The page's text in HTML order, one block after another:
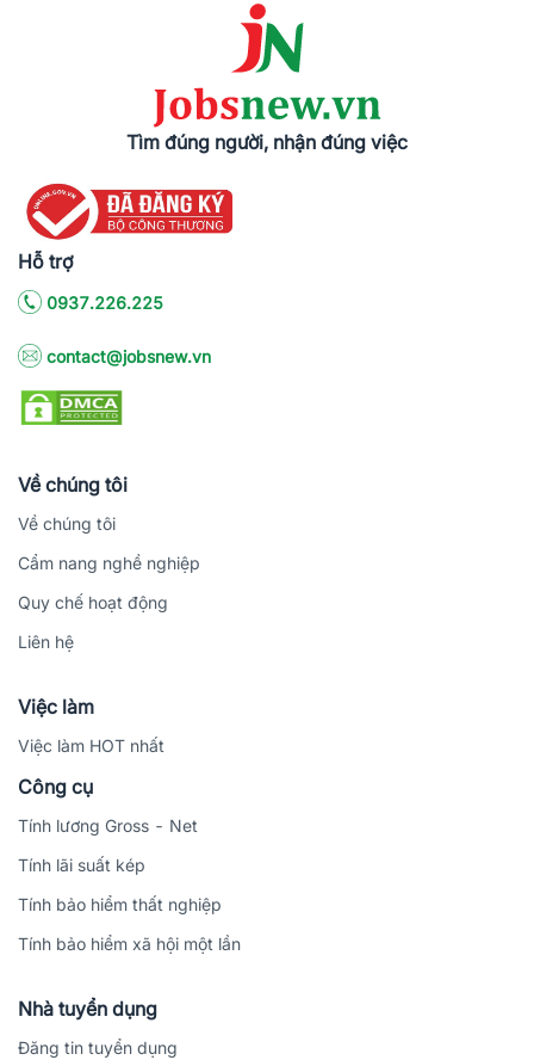
Tìm đúng người, nhận đúng việc
Hỗ trợ
0937.226.225
contact@jobsnew.vn
Về chúng tôi
Về chúng tôi
Cẩm nang nghề nghiệp
Quy chế hoạt động
Liên hệ
Việc làm
Việc làm HOT nhất
Công cụ
Tính lương Gross - Net
Tính lãi suất kép
Tính bảo hiểm thất nghiệp
Tính bảo hiểm xã hội một lần
Nhà tuyển dụng
Đăng tin tuyển dụng